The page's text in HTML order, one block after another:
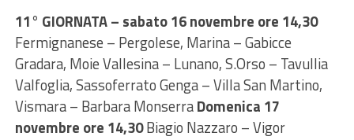
11° GIORNATA – sabato 16 novembre ore 14,30
Fermignanese – Pergolese, Marina – Gabicce
Gradara, Moie Vallesina – Lunano, S.Orso – Tavullia
Valfoglia, Sassoferrato Genga – Villa San Martino,
Vismara – Barbara MonserraDomenica 17
novembre ore 14,30Biagio Nazzaro – Vigor